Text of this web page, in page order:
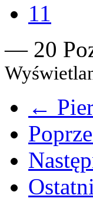
11
— 20
←